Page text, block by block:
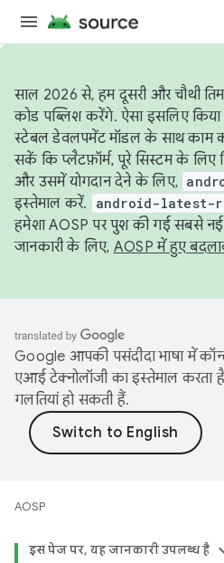
साल 2026 से, हम दूसरी और चौथी
कोड पब्लिश करेंगे. ऐसा इसलिए किया
स्टेबल डेवलपमेंट मॉडल के साथ
सकें कि प्लैटफ़ॉर्म, पूरे सिस्टम के लिए
और उसमें योगदान देने के लिए,
इस्तेमाल करें.
android-latest-
हमेशा AOSP पर पुश की गई सबसे नई
जानकारी के लिए, AOSP में हुए
Google आपकी पसंदीदा भाषा में
एआई टेक्नोलॉजी का इस्तेमाल करता
गलतियां हो सकती हैं.
AOSP
इस पेज पर, यह जानकारी उपलब्ध है